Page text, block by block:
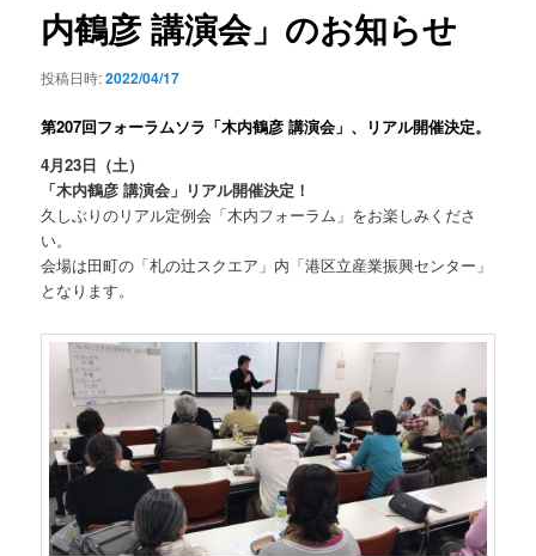
ョ
ン内鶴彦 講演会」のお知らせ
投稿日時:2022/04/17
第207回フォーラムソラ「木内鶴彦 講演会」、リアル開催決定。
4月23日（土）
「木内鶴彦 講演会」リアル開催決定！
久しぶりのリアル定例会「木内フォーラム」をお楽しみくださ
い。
会場は田町の「札の辻スクエア」内「港区立産業振興センター」
となります。